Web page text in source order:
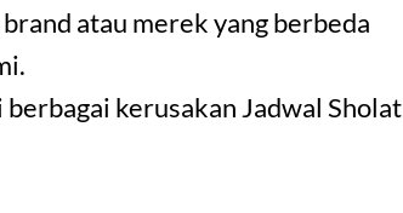
atau merek yang berbeda
kerusakan Jadwal Sholat